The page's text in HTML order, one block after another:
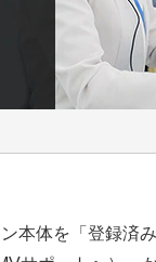
本体を「登録済